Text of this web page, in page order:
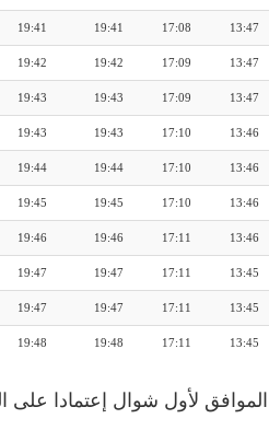
13:47
17:08
19:41
19:41
13:47
17:09
19:42
19:42
13:47
17:09
19:43
19:43
13:46
17:10
19:43
19:43
13:46
17:10
19:44
19:44
13:46
17:10
19:45
19:45
13:46
17:11
19:46
19:46
13:45
17:11
19:47
19:47
13:45
17:11
19:47
19:47
13:45
17:11
19:48
19:48
لأول شوال إعتمادا على